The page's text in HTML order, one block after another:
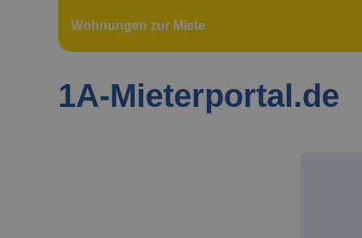
Wohnungen zur Miete
1A-Mieterportal.de